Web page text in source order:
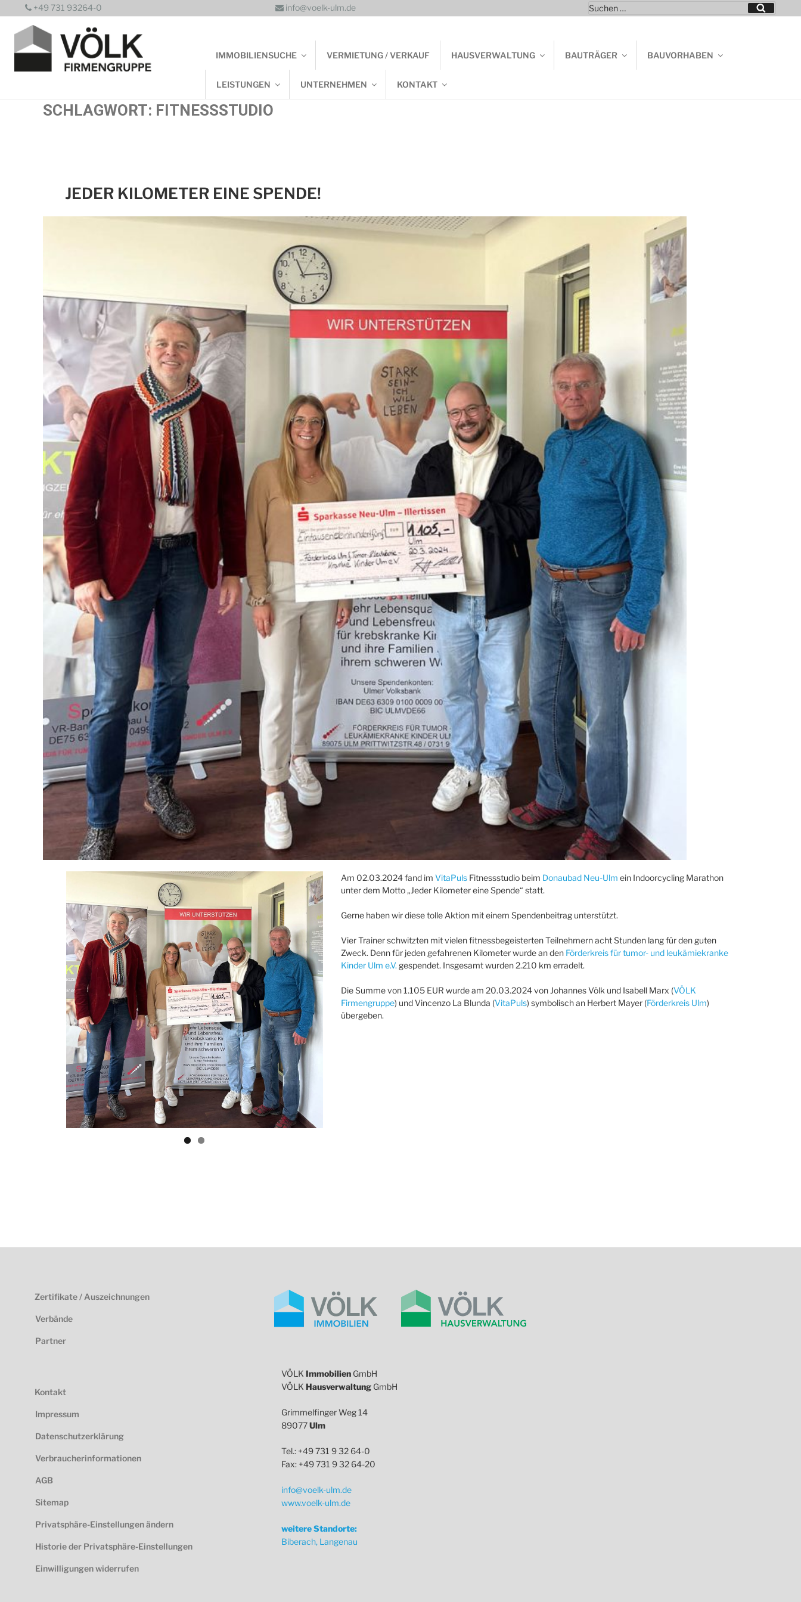
Inhalt
springen
+49 731 93264-0 info@voelk-ulm.de
Suchen
nach:
Suchen
IMMOBILIENSUCHE VERMIETUNG / VERKAUF HAUSVERWALTUNG BAUTRÄGER BAUVORHABEN
LEISTUNGEN UNTERNEHMEN KONTAKT
SCHLAGWORT: FITNESSSTUDIO
JEDER KILOMETER EINE SPENDE!
Am 02.03.2024 fand im VitaPulsFitnessstudio beim Donaubad Neu-Ulm ein Indoorcycling Marathon
unter dem Motto „Jeder Kilometer eine Spende“ statt.
Gerne haben wir diese tolle Aktion mit einem Spendenbeitrag unterstützt.
Vier Trainer schwitzten mit vielen fitnessbegeisterten Teilnehmern acht Stunden lang für den guten
Zweck. Denn für jeden gefahrenen Kilometer wurde an den Förderkreis für tumor- und leukämiekranke
Kinder Ulm e.V. gespendet. Insgesamt wurden 2.210 km erradelt.
Die Summe von 1.105 EUR wurde am 20.03.2024 von Johannes Völk und Isabell Marx (VÖLK
Firmengruppe) und Vincenzo La Blunda (VitaPuls) symbolisch an Herbert Mayer (Förderkreis Ulm)
übergeben.
Zertifikate / Auszeichnungen
Verbände
Partner
Kontakt
Impressum
Datenschutzerklärung
Verbraucherinformationen
AGB
Sitemap
Privatsphäre-Einstellungen ändern
Historie der Privatsphäre-Einstellungen
Einwilligungen widerrufen
VÖLK Immobilien GmbH
VÖLK Hausverwaltung GmbH
Grimmelfinger Weg 14
89077Ulm
Tel.: +49 731 9 32 64-0
Fax: +49 731 9 32 64-20
info@voelk-ulm.de
www.voelk-ulm.de
weitere Standorte:
Biberach, Langenau